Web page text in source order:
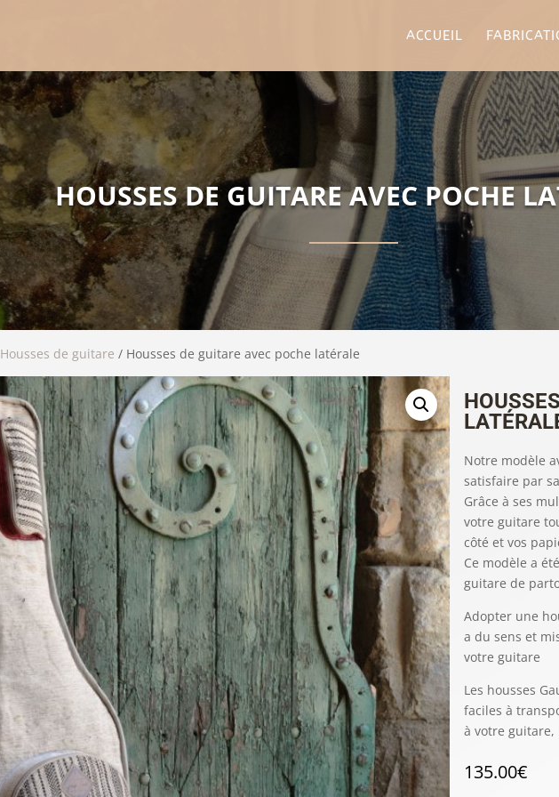
ACCUEIL
HOUSSES DE GUITARE AVEC POCHE
Housses de guitare / Housses de guitare avec poche latérale
Notre modèle
satisfaire par
Grâce à ses
votre guitare
côté et vos
Ce modèle a
guitare de
Adopter une
a du sens et
votre guitare
Les housses
faciles à
à votre
135.00€